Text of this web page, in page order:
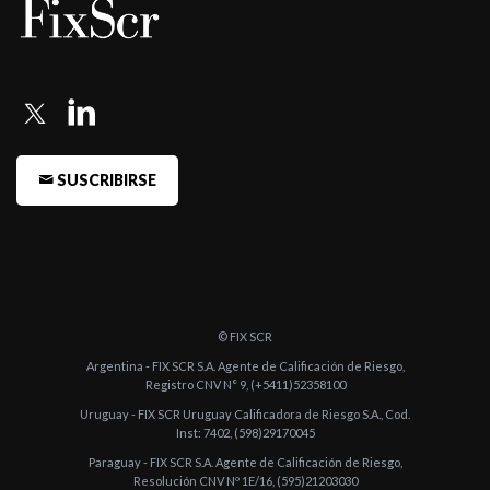
-FIX (afiliada de Fitch) asigna las calificaciones a la ON Clase XV
FIX (afiliada de Fitch Ratings) confirma las calificaciones de las
Entidade ...
FIX (afiliada de Fitch Ratings) asigna calificación a las
FIX (afiliada de Fitch Ratings) asigna calificación a las
FIX (afiliada de Fitch Ratings) asigna calificación a las
Obligaciones Nego ...
SUSCRIBIRSE
© FIX SCR
Argentina - FIX SCR S.A. Agente de Calificación de Riesgo,
Registro CNV N° 9, (+5411)52358100
Uruguay - FIX SCR Uruguay Calificadora de Riesgo S.A., Cod.
Inst: 7402, (598)29170045
Paraguay - FIX SCR S.A. Agente de Calificación de Riesgo,
Resolución CNV Nº 1E/16, (595)21203030